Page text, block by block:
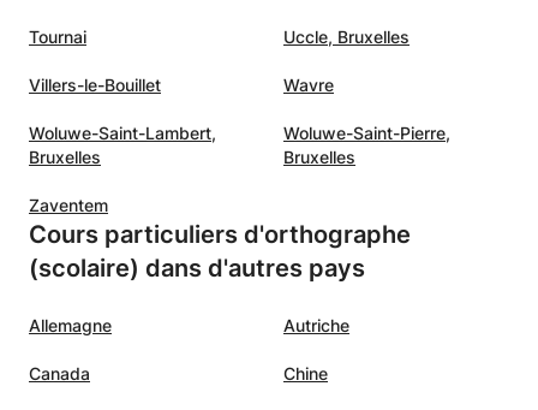
Tournai Uccle, Bruxelles
Villers-le-Bouillet Wavre
Woluwe-Saint-Lambert,
Bruxelles
Woluwe-Saint-Pierre,
Bruxelles
Zaventem
Cours particuliers d'orthographe
(scolaire) dans d'autres pays
Allemagne Autriche
Canada Chine